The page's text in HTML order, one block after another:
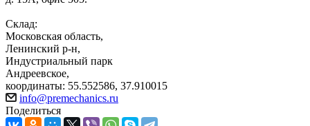
Склад:
Московская область,
Ленинский р-н,
Индустриальный парк
Андреевское,
координаты: 55.552586, 37.910015
info@premechanics.ru
Поделиться